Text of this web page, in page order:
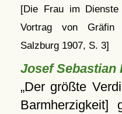
[Die Frau im Dienste
Vortrag von Gräfin
Salzburg 1907, S. 3]
Josef Sebastian
Der größte
Barmherzigkeit]